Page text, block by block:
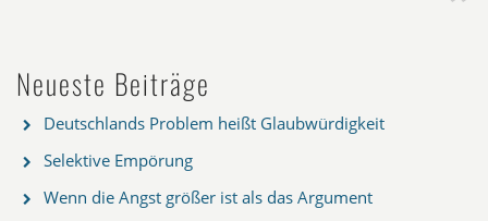
Neueste Beiträge
Deutschlands Problem heißt Glaubwürdigkeit
Selektive Empörung
Wenn die Angst größer ist als das Argument